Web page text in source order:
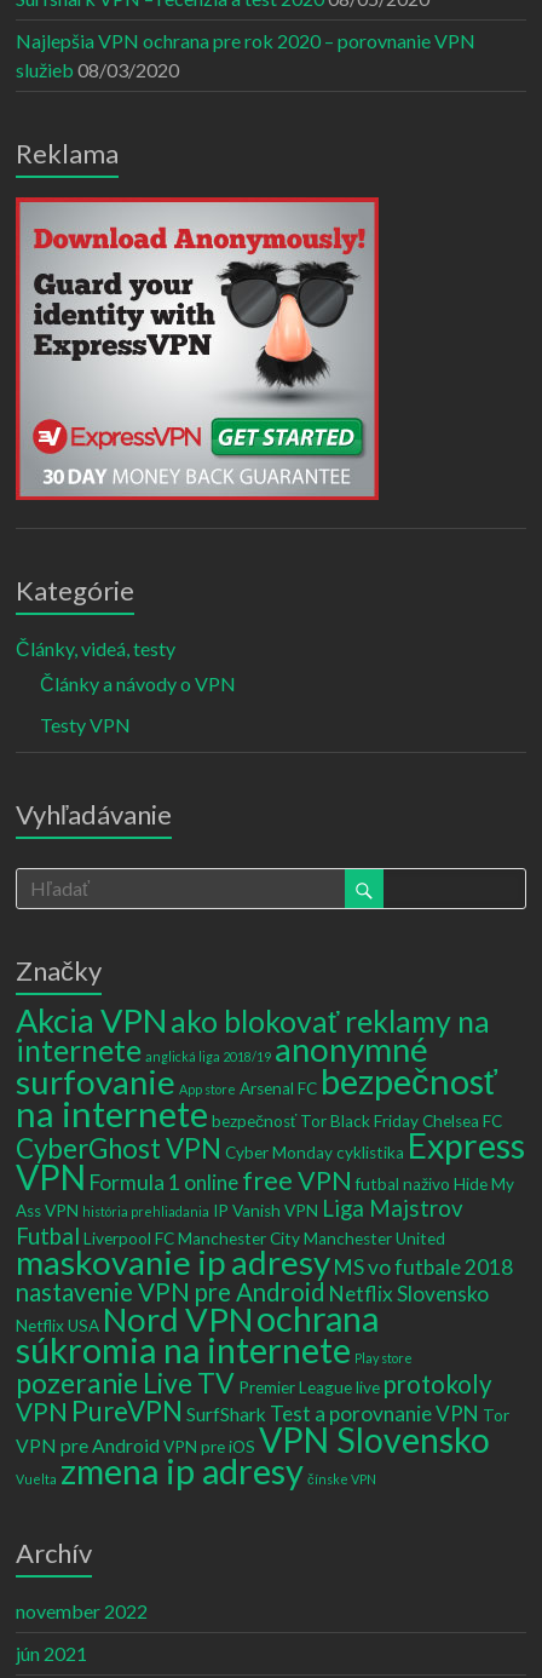
Najlepšia VPN ochrana pre rok 2020 – porovnanie VPN
služieb 08/03/2020
Reklama
Kategórie
Články, videá, testy
Články a návody o VPN
Testy VPN
Vyhľadávanie
Značky
Akcia VPN ako blokovať reklamy na
internete anglická liga 2018/19 anonymné
surfovanie App store Arsenal FC bezpečnosť
na internete bezpečnosť Tor Black Friday Chelsea FC
CyberGhost VPN Cyber Monday cyklistika Express
VPN Formula 1 onlinefree VPN futbal naživo Hide My
Ass VPN história prehliadania IP Vanish VPN Liga Majstrov
Futbal Liverpool FC Manchester City Manchester United
maskovanie ip adresyMS vo futbale 2018
nastavenie VPN pre Android Netflix Slovensko
Netflix USA Nord VPNochrana
súkromia na internete Play store
pozeranie Live TV Premier League live protokoly
VPN PureVPN SurfShark Test a porovnanie VPN Tor
VPN pre Android VPN pre iOS VPN Slovensko
Vuelta zmena ip adresy čínske VPN
Archív
november 2022
jún 2021